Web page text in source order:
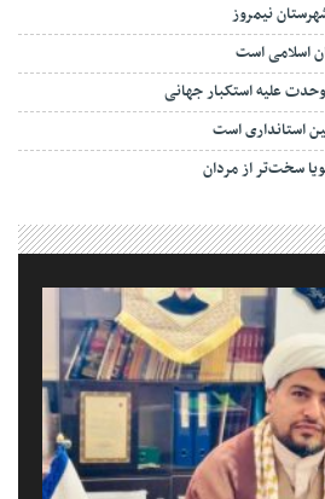
نیمروز
اسلامی است
علیه استکبار جهانی
استانداری است
سخت‌تر از مردان